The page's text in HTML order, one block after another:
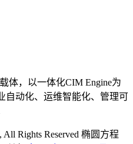
体，以一体化CIM Engine为
自动化、运维智能化、管理可
Rights Reserved 椭圆方程